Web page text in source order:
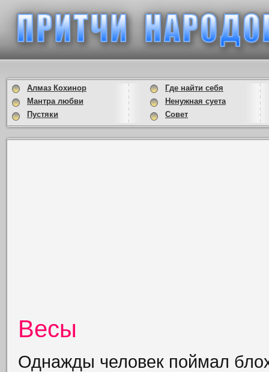
Алмаз Кохинор
Где найти себя
Мантра любви
Ненужная суета
Пустяки
Совет
Весы
Однажды человек поймал